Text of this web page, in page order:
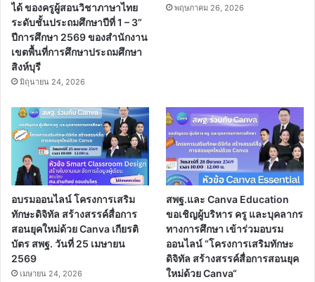
ได้ ของครูผู้สอนวิชาภาษาไทย
ระดับชั้นประถมศึกษาปีที่ 1 – 3”
ปีการศึกษา 2569 ของสำนักงาน
เขตพื้นที่การศึกษาประถมศึกษา
สิงห์บุรี
มิถุนายน 24, 2026
พฤษภาคม 26, 2026
อบรมออนไลน์ โครงการเสริม
ทักษะดิจิทัล สร้างสรรค์สื่อการ
สอนยุคใหม่ด้วย Canva เกียรติ
บัตร สพฐ. วันที่ 25 เมษายน
2569
เมษายน 24, 2026
สพฐ.และ Canva Education
ขอเชิญผู้บริหาร ครู และบุคลากร
ทางการศึกษา เข้าร่วมอบรม
ออนไลน์ “โครงการเสริมทักษะ
ดิจิทัล สร้างสรรค์สื่อการสอนยุค
ใหม่ด้วย Canva“